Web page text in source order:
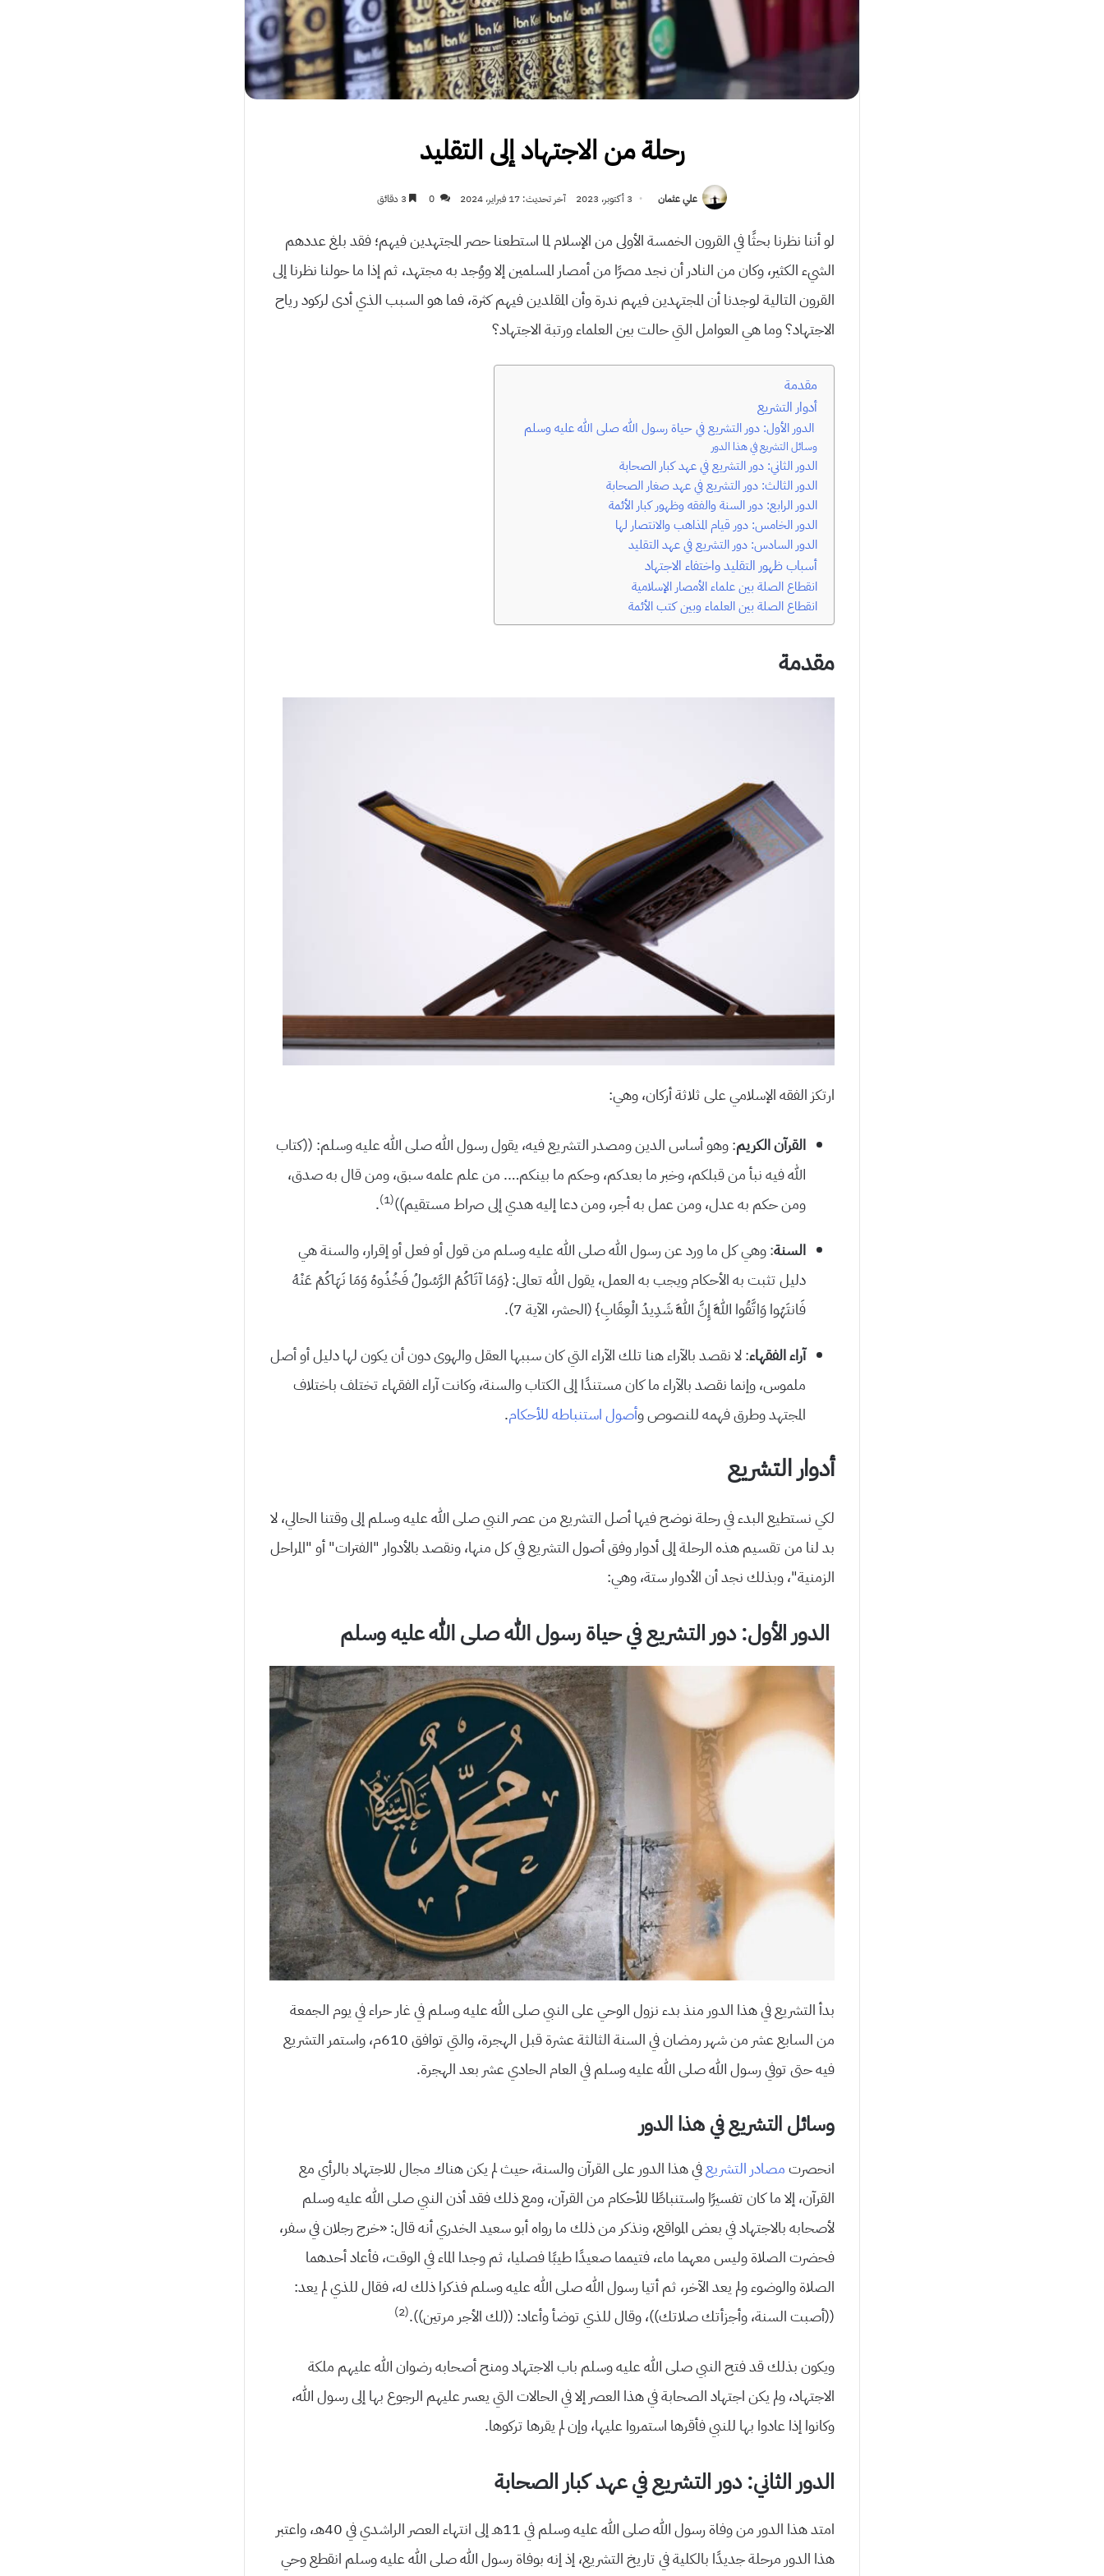
رحلة من الاجتهاد إلى التقليد
علي عثمان 3 أكتوبر، 2023 آخر تحديث: 17 فبراير، 2024 0
لو أننا نظرنا بحثًا في القرون الخمسة الأولى من الإسلام لما استطعنا حصر المجتهدين فيهم؛ فقد بلغ عددهم
الشيء الكثير، وكان من النادر أن نجد مصرًا من أمصار المسلمين إلا ووُجد به مجتهد، ثم إذا ما حولنا نظرنا إلى
القرون التالية لوجدنا أن المجتهدين فيهم ندرة وأن المقلدين فيهم كثرة، فما هو السبب الذي أدى لركود رياح
الاجتهاد؟ وما هي العوامل التي حالت بين العلماء ورتبة الاجتهاد؟
مقدمة
أدوار التشريع
الدور الأول: دور التشريع في حياة رسول الله صلى الله عليه وسلم
وسائل التشريع في هذا الدور
الدور الثاني: دور التشريع في عهد كبار الصحابة
الدور الثالث: دور التشريع في عهد صغار الصحابة
الدور الرابع: دور السنة والفقه وظهور كبار الأئمة
الدور الخامس: دور قيام المذاهب والانتصار لها
الدور السادس: دور التشريع في عهد التقليد
أسباب ظهور التقليد واختفاء الاجتهاد
انقطاع الصلة بين علماء الأمصار الإسلامية
انقطاع الصلة بين العلماء وبين كتب الأئمة
مقدمة
ارتكز الفقه الإسلامي على ثلاثة أركان، وهي:
القرآن الكريم: وهو أساس الدين ومصدر التشريع فيه، يقول رسول الله صلى الله عليه وسلم: ((كتاب
الله فيه نبأ من قبلكم، وخبر ما بعدكم، وحكم ما بينكم…. من علم علمه سبق، ومن قال به صدق،
ومن حكم به عدل، ومن عمل به أجر، ومن دعا إليه هدي إلى صراط مستقيم))(1)
.
السنة: وهي كل ما ورد عن رسول الله صلى الله عليه وسلم من قول أو فعل أو إقرار، والسنة هي
دليل تثبت به الأحكام ويجب به العمل، يقول الله تعالى: {وَمَا آتَاكُمُ الرَّسُولُ فَخُذُوهُ وَمَا نَهَاكُمْ عَنْهُ
فَانتَهُوا وَاتَّقُوا اللَّهَ إِنَّ اللَّهَ شَدِيدُ الْعِقَابِ} (الحشر، الآية 7).
آراء الفقهاء: لا نقصد بالآراء هنا تلك الآراء التي كان سببها العقل والهوى دون أن يكون لها دليل أو أصل
ملموس، وإنما نقصد بالآراء ما كان مستندًا إلى الكتاب والسنة، وكانت آراء الفقهاء تختلف باختلاف
المجتهد وطرق فهمه للنصوص وأصول استنباطه للأحكام.
أدوار التشريع
لكي نستطيع البدء في رحلة نوضح فيها أصل التشريع من عصر النبي صلى الله عليه وسلم إلى وقتنا الحالي، لا
بد لنا من تقسيم هذه الرحلة إلى أدوار وفق أصول التشريع في كل منها، ونقصد بالأدوار “الفترات” أو “المراحل
الزمنية”، وبذلك نجد أن الأدوار ستة، وهي:
الدور الأول: دور التشريع في حياة رسول الله صلى الله عليه وسلم
بدأ التشريع في هذا الدور منذ بدء نزول الوحي على النبي صلى الله عليه وسلم في غار حراء في يوم الجمعة
من السابع عشر من شهر رمضان في السنة الثالثة عشرة قبل الهجرة، والتي توافق 610م، واستمر التشريع
فيه حتى توفي رسول الله صلى الله عليه وسلم في العام الحادي عشر بعد الهجرة.
وسائل التشريع في هذا الدور
انحصرتمصادر التشريعفي هذا الدور على القرآن والسنة، حيث لم يكن هناك مجال للاجتهاد بالرأي مع
القرآن، إلا ما كان تفسيرًا واستنباطًا للأحكام من القرآن، ومع ذلك فقد أذن النبي صلى الله عليه وسلم
لأصحابه بالاجتهاد في بعض المواقع، ونذكر من ذلك ما رواه أبو سعيد الخدري أنه قال: «خرج رجلان في سفر،
فحضرت الصلاة وليس معهما ماء، فتيمما صعيدًا طيبًا فصليا، ثم وجدا الماء في الوقت، فأعاد أحدهما
الصلاة والوضوء ولم يعد الآخر، ثم أتيا رسول الله صلى الله عليه وسلم فذكرا ذلك له، فقال للذي لم يعد:
((أصبت السنة، وأجزأتك صلاتك))، وقال للذي توضأ وأعاد: ((لك الأجر مرتين)).(2)
ويكون بذلك قد فتح النبي صلى الله عليه وسلم باب الاجتهاد ومنح أصحابه رضوان الله عليهم ملكة
الاجتهاد، ولم يكن اجتهاد الصحابة في هذا العصر إلا في الحالات التي يعسر عليهم الرجوع بها إلى رسول الله،
وكانوا إذا عادوا بها للنبي فأقرها استمروا عليها، وإن لم يقرها تركوها.
الدور الثاني: دور التشريع في عهد كبار الصحابة
امتد هذا الدور من وفاة رسول الله صلى الله عليه وسلم في 11هـ إلى انتهاء العصر الراشدي في 40هـ، واعتبر
هذا الدور مرحلة جديدًا بالكلية في تاريخ التشريع، إذ إنه بوفاة رسول الله صلى الله عليه وسلم انقطع وحي